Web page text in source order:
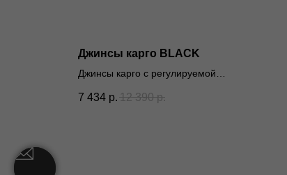
Джинсы карго BLACK
Джинсы карго с регулируемой
7 434 р. 12 390 р.